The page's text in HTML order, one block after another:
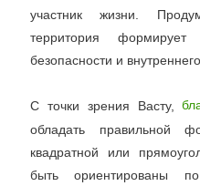
участник жизни.
территория
безопасности и
С точки зрения Васту,
обладать правильной
квадратной или
быть ориентированы